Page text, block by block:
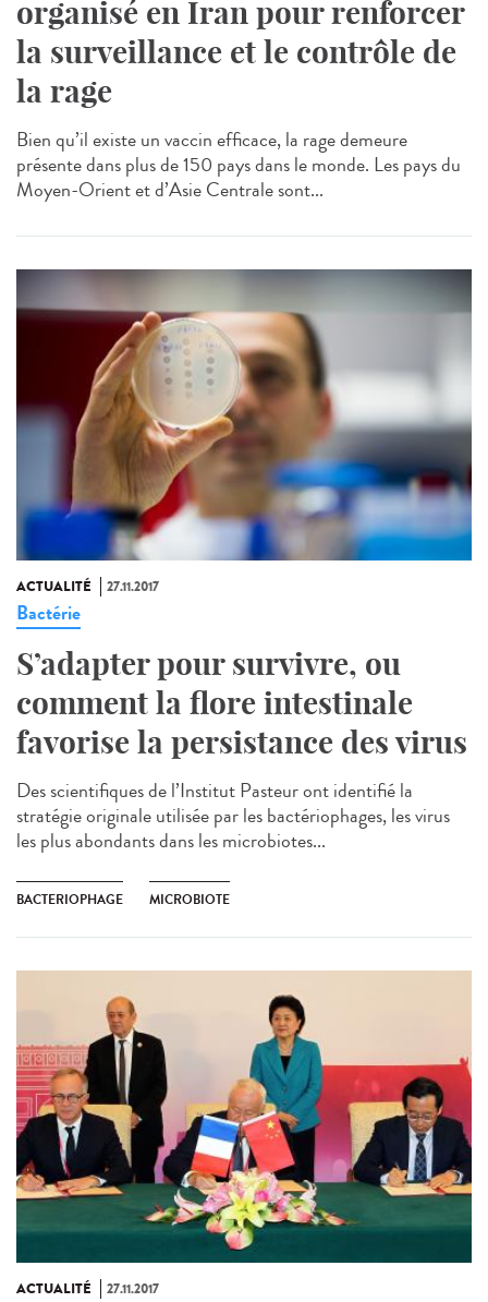
organisé en Iran pour renforcer
la surveillance et le contrôle de
la rage
Bien qu’il existe un vaccin efficace, la rage demeure
présente dans plus de 150 pays dans le monde. Les pays du
Moyen-Orient et d’Asie Centrale sont...
ACTUALITÉ 27.11.2017
Bactérie
S’adapter pour survivre, ou
comment la flore intestinale
favorise la persistance des virus
Des scientifiques de l’Institut Pasteur ont identifié la
stratégie originale utilisée par les bactériophages, les virus
les plus abondants dans les microbiotes...
BACTERIOPHAGE MICROBIOTE
ACTUALITÉ 27.11.2017